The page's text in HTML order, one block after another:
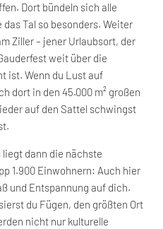
Dort bündeln sich alle
Tal so besonders. Weiter
Ziller – jener Urlaubsort, der
weit über die
ist. Wenn du Lust auf
dort in den 45.000 m² großen
auf den Sattel schwingst
dann die nächste
1.900 Einwohnern: Auch hier
und Entspannung auf dich.
du Fügen, den größten Ort
nicht nur kulturelle